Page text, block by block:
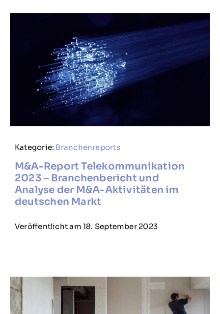
Kategorie: Branchenreports
M&A-Report Telekommunikation
2023 – Branchenbericht und
Analyse der M&A-Aktivitäten im
deutschen Markt
Veröffentlicht am 18. September 2023